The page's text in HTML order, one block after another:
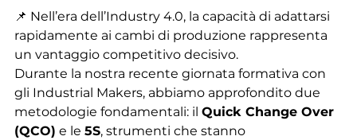
📌 Nell’era dell’Industry 4.0, la capacità di adattarsi
rapidamente ai cambi di produzione rappresenta
un vantaggio competitivo decisivo.
Durante la nostra recente giornata formativa con
gli Industrial Makers, abbiamo approfondito due
metodologie fondamentali: il Quick Change Over
(QCO) e le 5S, strumenti che stanno